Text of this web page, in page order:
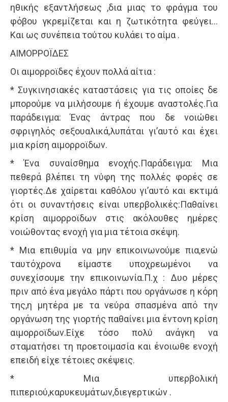
ηθικής εξαντλήσεως ,δια μιας το φράγμα του
φόβου γκρεμίζεται και η ζωτικότητα φεύγει…
Και ως συνέπεια τούτου κυλάει το αίμα .
ΑΙΜΟΡΡΟΪΔΕΣ
Οι αιμορροϊδες έχουν πολλά αίτια :
* Συγκινησιακές καταστάσεις για τις οποίες δε
μπορούμε να μιλήσουμε ή έχουμε αναστολές.Για
παράδειγμα: Ένας άντρας που δε νοιώθει
σφριγηλός σεξουαλικά,λυπάται γι’αυτό και έχει
μια κρίση αιμορροϊδων.
* Ένα συναίσθημα ενοχής.Παράδειγμα: Μια
πεθερά βλέπει τη νύφη της πολλές φορές σε
γιορτές.Δε χαίρεται καθόλου γι’αυτό και εκτιμά
ότι οι συναντήσεις είναι υπερβολικές:Παθαίνει
κρίση αιμορροϊδων στις ακόλουθες ημέρες
νοιώθοντας ενοχή για μια τέτοια σκέψη.
* Μια επιθυμία να μην επικοινωνούμε πια,ενώ
ταυτόχρονα είμαστε υποχρεωμένοι να
συνεχίσουμε την επικοινωνία.Π.χ : Δυο μέρες
πριν από ένα μεγάλο πάρτι που οργάνωσε η κόρη
της,η μητέρα με τα νεύρα σπασμένα από την
οργάνωση της γιορτής παθαίνει μια έντονη κρίση
αιμορροϊδων.Είχε τόσο πολύ ανάγκη να
σταματήσει τη προετοιμασία και ένοιωθε ενοχή
επειδή είχε τέτοιες σκέψεις.
* Μια υπερβολική
πιπεριού,καρυκευμάτων,διεγερτικών .